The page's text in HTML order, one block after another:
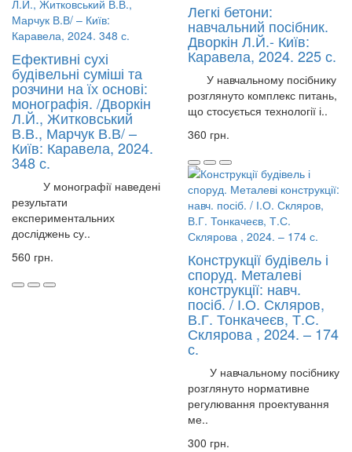
Ефективні сухі
будівельні суміші та
розчини на їх основі:
монографія. /Дворкін
Л.Й., Житковський
В.В., Марчук В.В/ –
Київ: Каравела, 2024.
348 с.
У монографії наведені
результати
експериментальних
досліджень су..
560 грн.
Легкі бетони:
навчальний посібник.
Дворкін Л.Й.- Київ:
Каравела, 2024. 225 с.
У навчальному посібнику
розглянуто комплекс питань,
що стосується технології і..
360 грн.
Конструкції будівель і
споруд. Металеві
конструкції: навч.
посіб. / І.О. Скляров,
В.Г. Тонкачеєв, Т.С.
Склярова , 2024. – 174
с.
У навчальному посібнику
розглянуто нормативне
регулювання проектування
ме..
300 грн.